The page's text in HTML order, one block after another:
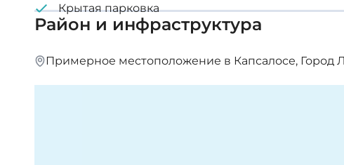
2-й этаж: 138 м²
Кладовая: 36 м²
Крытая парковка
Район и инфраструктура
Примерное местоположение в Капсалосе, Город